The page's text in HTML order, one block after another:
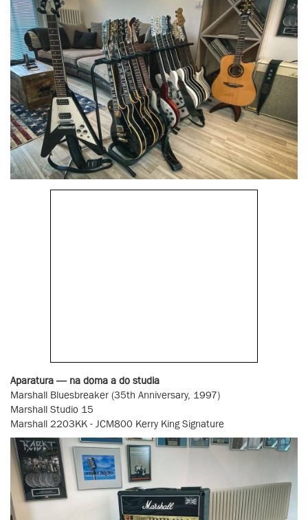
Aparatura — na doma a do studia
Marshall Bluesbreaker (35th Anniversary, 1997)
Marshall Studio 15
Marshall 2203KK - JCM800 Kerry King Signature